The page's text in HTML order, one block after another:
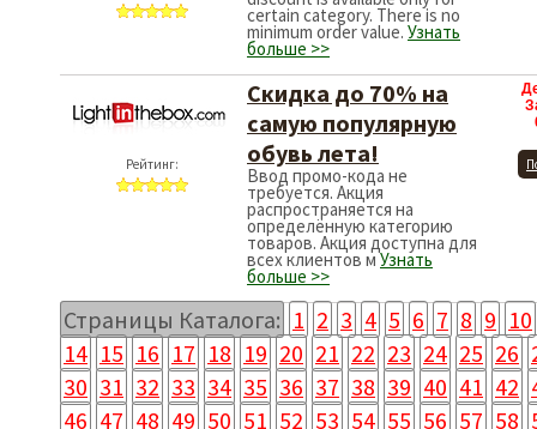
certain category. There is no
minimum order value. Узнать
больше >>
Рейтинг:
Скидка до 70% на
самую популярную
обувь лета!
Ввод промо-кода не
требуется. Акция
распространяется на
определённую категорию
товаров. Акция доступна для
всех клиентов мУзнать
больше >>
Страницы Каталога: 1 2 3 4 5 6 7 8 9 10
14 15 16 17 18 19 20 21 22 23 24 25 26
30 31 32 33 34 35 36 37 38 39 40 41 42
46 47 48 49 50 51 52 53 54 55 56 57 58